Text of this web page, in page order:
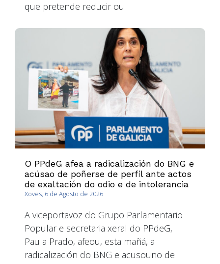
que pretende reducir ou
O PPdeG afea a radicalización do BNG e
acúsao de poñerse de perfil ante actos
de exaltación do odio e de intolerancia
Xoves, 6 de Agosto de 2026
A viceportavoz do Grupo Parlamentario
Popular e secretaria xeral do PPdeG,
Paula Prado, afeou, esta mañá, a
radicalización do BNG e acusouno de